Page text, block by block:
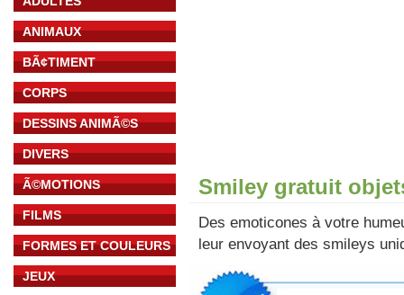
ANIMAUX
BÃ¢TIMENT
CORPS
DESSINS ANIMÃ©S
DIVERS
Ã©MOTIONS
FILMS
FORMES ET COULEURS
JEUX
Smiley gratuit
Des emoticones à votre
leur envoyant des smileys